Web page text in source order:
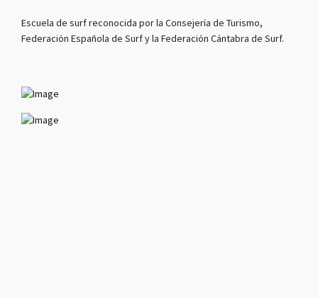
Escuela de surf reconocida por la Consejería de Turismo,
Federación Española de Surf y la Federación Cántabra de Surf.